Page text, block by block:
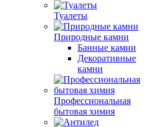
Туалеты
Природные камни
Банные камни
Декоративные
камни
Профессиональная
бытовая химия